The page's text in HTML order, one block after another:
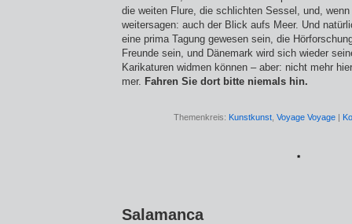
die weiten Flure, die schlichten Sessel, und,
weitersagen: auch der Blick aufs Meer. Und
eine prima Tagung gewesen sein, die
Freunde sein, und Dänemark wird sich wieder
Karikatu­ren widmen können – aber: nicht mehr
mer. Fahren Sie dort bitte niemals hin.
Themenkreis: Kunstkunst Voyage Voyage |
*
Salamanca